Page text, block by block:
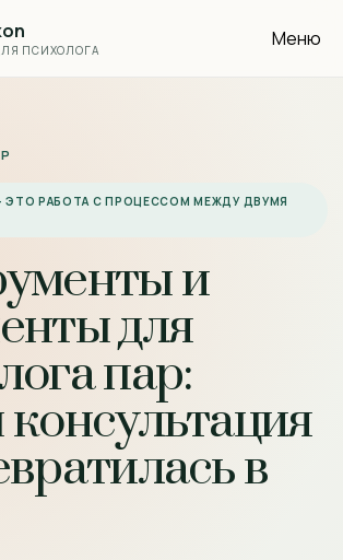
ПСИХОЛОГА Меню
ЭТО РАБОТА С ПРОЦЕССОМ МЕЖДУ ДВУМЯ
и
для
пар:
в